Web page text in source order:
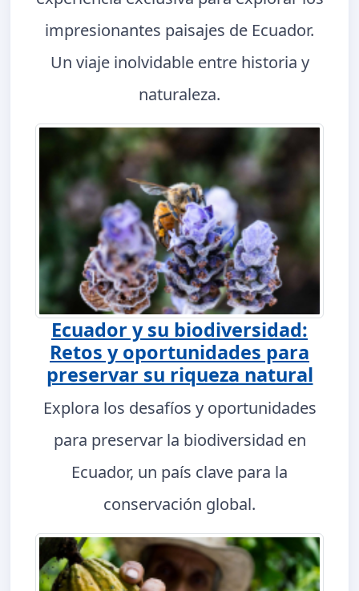
impresionantes paisajes de Ecuador.
Un viaje inolvidable entre historia y
naturaleza.
Ecuador y su biodiversidad:
Retos y oportunidades para
preservar su riqueza natural
Explora los desafíos y oportunidades
para preservar la biodiversidad en
Ecuador, un país clave para la
conservación global.